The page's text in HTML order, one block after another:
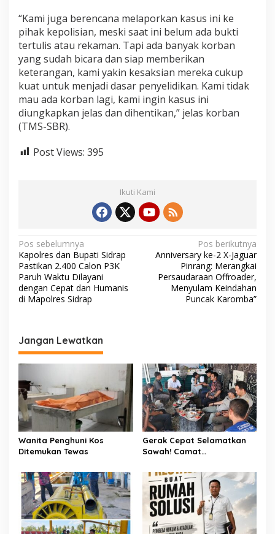
a
y
a
.
B
a
h
k
a
a
m
M
e
g
n
c
a
m
“Kami juga berencana melaporkan kasus ini ke
pihak kepolisian, meski saat ini belum ada bukti
tertulis atau rekaman. Tapi ada banyak korban
yang sudah bicara dan siap memberikan
keterangan, kami yakin kesaksian mereka cukup
kuat untuk menjadi dasar penyelidikan. Kami tidak
mau ada korban lagi, kami ingin kasus ini
diungkapkan jelas dan dihentikan,” jelas korban
(TMS-SBR).
Post Views: 395
Ikuti Kami
N
a
v
i
a
s
i
p
o
s
Pos sebelumnya
Kapolres dan Bupati Sidrap
Pastikan 2.400 Calon P3K
Paruh Waktu Dilayani
dengan Cepat dan Humanis
di Mapolres Sidrap
Pos berikutnya
Anniversary ke-2 X-Jaguar
Pinrang: Merangkai
Persaudaraan Offroader,
Menyulam Keindahan
Puncak Karomba”
Jangan Lewatkan
Wanita Penghuni Kos
Ditemukan Tewas
Gerak Cepat Selamatkan
Sawah! Camat
Kementerian Bahas Solusi
Debit Air Irigasi Watang
Sawitto Menulis